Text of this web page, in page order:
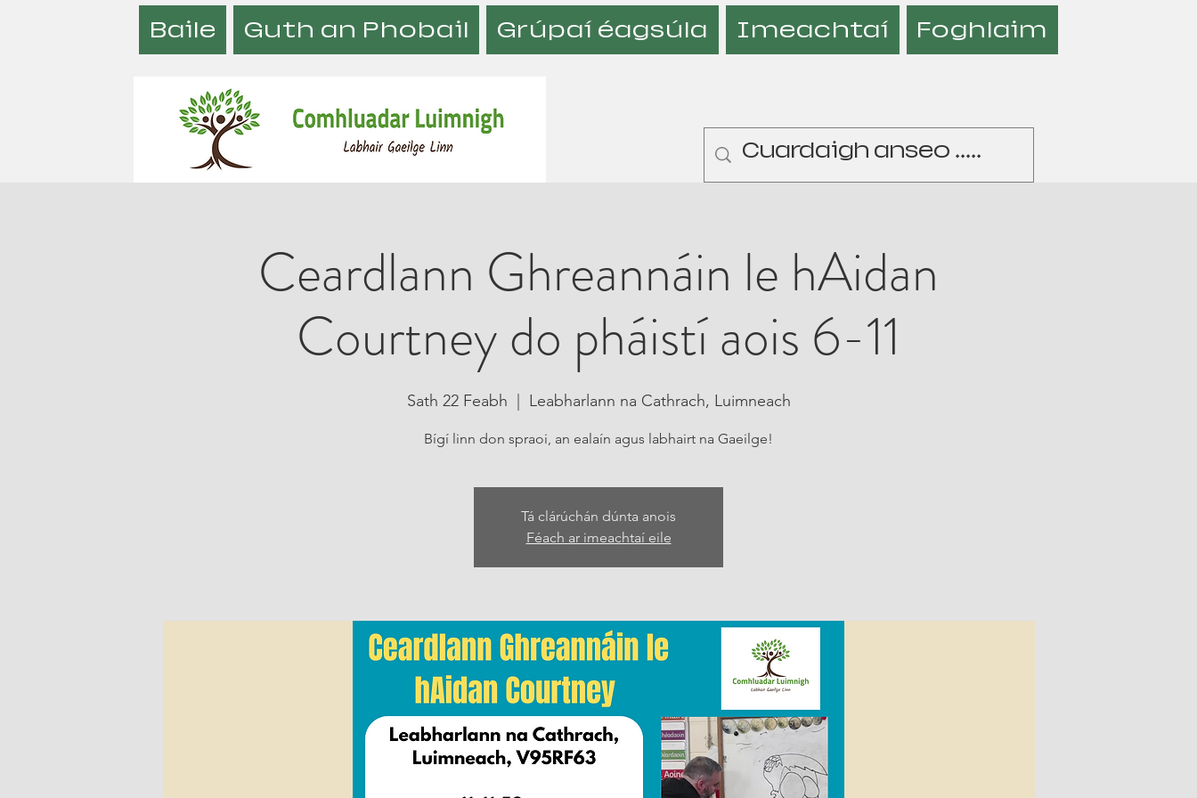
Baile Guth an Phobail Grúpaí éagsúla Imeachtaí Foghlaim
Ceardlann Ghreannáin le hAidan
Courtney do pháistí aois 6-11
Sath 22 Feabh Leabharlann na Cathrach, Luimneach
Bígí linn don spraoi, an ealaín agus labhairt na Gaeilge!
Tá clárúchán dúnta anois
Féach ar imeachtaí eile